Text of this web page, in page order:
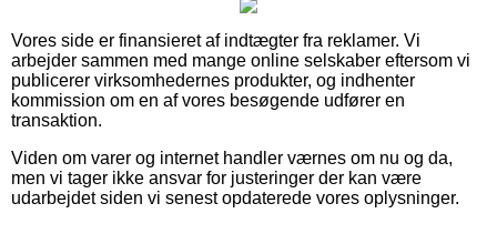
Vores side er finansieret af indtægter fra reklamer. Vi
arbejder sammen med mange online selskaber eftersom vi
publicerer virksomhedernes produkter, og indhenter
kommission om en af vores besøgende udfører en
transaktion.
Viden om varer og internet handler værnes om nu og da,
men vi tager ikke ansvar for justeringer der kan være
udarbejdet siden vi senest opdaterede vores oplysninger.